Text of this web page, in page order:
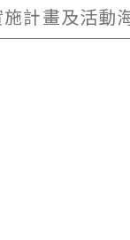
計畫及活動